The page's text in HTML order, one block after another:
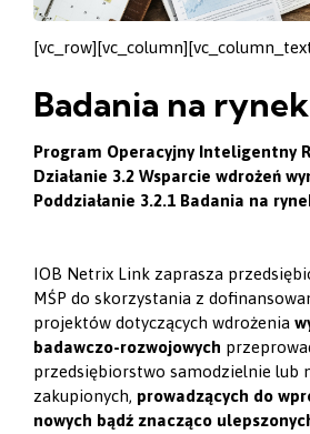
Badania na rynek
Program Operacyjny Inteligentny
Działanie 3.2 Wsparcie wdrożeń
Poddziałanie 3.2.1 Badania na
IOB Netrix Link zaprasza
MŚP do skorzystania z
projektów dotyczących wdrożenia
badawczo-rozwojowych
przedsiębiorstwo samodzielnie lub
zakupionych, prowadzących do
nowych bądź znacząco